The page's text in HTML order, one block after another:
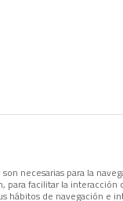
necesarias para la
para facilitar la
hábitos de navegación e